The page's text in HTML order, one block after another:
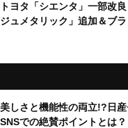
トヨタ「シエンタ」一部改
ジュメタリック」追加＆ブ
美しさと機能性の両立!?日
SNSでの絶賛ポイントとは？